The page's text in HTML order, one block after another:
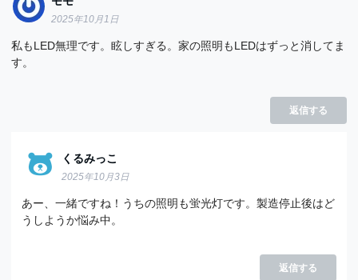
2025年10月1日
私もLED無理です。眩しすぎる。家の照明もLEDはずっと消してま
す。
返信する
くるみっこ
2025年10月3日
あー、一緒ですね！うちの照明も蛍光灯です。製造停止後はど
うしようか悩み中。
返信する